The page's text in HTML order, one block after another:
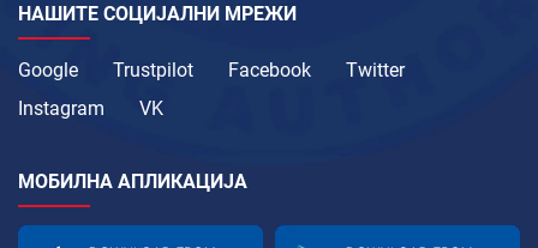
НАШИТЕ СОЦИЈАЛНИ МРЕЖИ
Google Trustpilot Facebook
Twitter
Instagram
VK
МОБИЛНА АПЛИКАЦИЈА